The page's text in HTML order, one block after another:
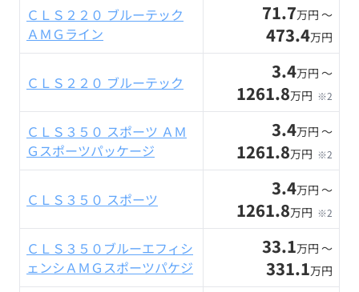
ＣＬＳ２２０ ブルーテック
ＡＭＧライン
71.7万円 〜
473.4万円
ＣＬＳ２２０ ブルーテック 3.4万円 〜
1261.8万円 ※2
ＣＬＳ３５０ スポーツ ＡＭ
Ｇスポーツパッケージ
3.4万円 〜
1261.8万円 ※2
ＣＬＳ３５０ スポーツ 3.4万円 〜
1261.8万円 ※2
ＣＬＳ３５０ブルーエフィシ
ェンシＡＭＧスポーツパケジ
33.1万円 〜
331.1万円